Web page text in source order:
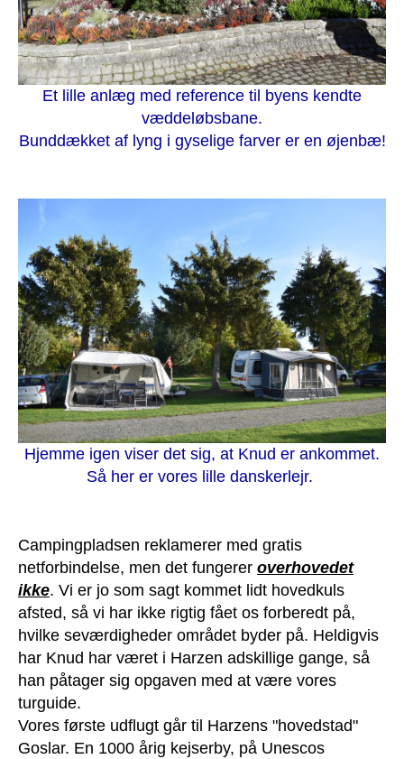
Et lille anlæg med reference til byens kendte
væddeløbsbane.
Bunddækket af lyng i gyselige farver er en øjenbæ!
Hjemme igen viser det sig, at Knud er ankommet.
Så her er vores lille danskerlejr.
Campingpladsen reklamerer med gratis
netforbindelse, men det fungerer overhovedet
ikke. Vi er jo som sagt kommet lidt hovedkuls
afsted, så vi har ikke rigtig fået os forberedt på,
hvilke seværdigheder området byder på. Heldigvis
har Knud har været i Harzen adskillige gange, så
han påtager sig opgaven med at være vores
turguide.
Vores første udflugt går til Harzens "hovedstad"
Goslar. En 1000 årig kejserby, på Unescos